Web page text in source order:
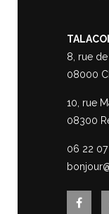
8, rue de
08000
10, rue
08300
06 22 07